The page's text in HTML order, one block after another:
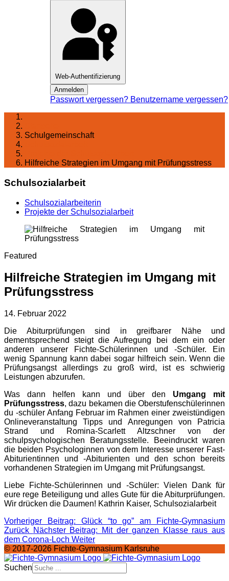
Web-Authentifizierung
Anmelden
Passwort vergessen? Benutzername vergessen?
Schulgemeinschaft
Hilfreiche Strategien im Umgang mit Prüfungsstress
Schulsozialarbeit
Schulsozialarbeiterin
Projekte der Schulsozialarbeit
Featured
Hilfreiche Strategien im Umgang mit
Prüfungsstress
14. Februar 2022
Die Abiturprüfungen sind in greifbarer Nähe und
dementsprechend steigt die Aufregung bei dem ein oder
anderen unserer Fichte-Schülerinnen und -Schüler. Ein
wenig Spannung kann dabei sogar hilfreich sein. Wenn die
Prüfungsangst allerdings zu groß wird, ist es schwierig
Leistungen abzurufen.
Was dann helfen kann und über den Umgang mit
Prüfungsstress, dazu bekamen die Oberstufenschülerinnen
du -schüler Anfang Februar im Rahmen einer zweistündigen
Onlineveranstaltung Tipps und Anregungen von Patricia
Strand und Romina-Scarlett Altzschner von der
schulpsychologischen Beratungsstelle. Beeindruckt waren
die beiden Psychologinnen von dem Interesse unserer Fast-
Abiturientinnen und -Abiturienten und den schon bereits
vorhandenen Strategien im Umgang mit Prüfungsangst.
Liebe Fichte-Schülerinnen und -Schüler: Vielen Dank für
eure rege Beteiligung und alles Gute für die Abiturprüfungen.
Wir drücken die Daumen! Kathrin Kaiser, Schulsozialarbeit
Vorheriger Beitrag: Glück “to go” am Fichte-Gymnasium
Zurück Nächster Beitrag: Mit der ganzen Klasse raus aus
dem Corona-Loch Weiter
© 2017-2026 Fichte-Gymnasium Karlsruhe
Suchen